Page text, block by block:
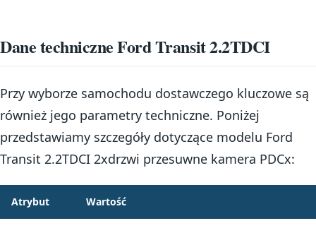
Dane techniczne Ford Transit 2.2TDCI
Przy wyborze samochodu dostawczego kluczowe są
również jego parametry techniczne. Poniżej
przedstawiamy szczegóły dotyczące modelu Ford
Transit 2.2TDCI 2xdrzwi przesuwne kamera PDCx:
Atrybut Wartość